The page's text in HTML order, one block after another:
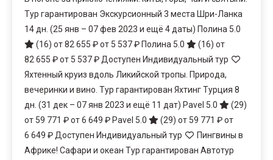
Тур гарантирован Экскурсионный 3 места Шри-Ланка
14 дн. (25 янв – 07 фев 2023 и ещё 4 даты) Полина 5.0
(16) от 82 655 ₽от 5 537 ₽ Полина 5.0 (16) от
82 655 ₽от 5 537 ₽ Доступен Индивидуальный тур
Яхтенный круиз вдоль Ликийской тропы. Природа,
вечеринки и вино. Тур гарантирован Яхтинг Турция 8
дн. (31 дек – 07 янв 2023 и ещё 11 дат) Pavel 5.0
(29)
от 59 771 ₽от 6 649 ₽ Pavel 5.0 (29) от 59 771 ₽от
6 649 ₽ Доступен Индивидуальный тур
Пингвины в
Африке! Сафари и океан Тур гарантирован Автотур